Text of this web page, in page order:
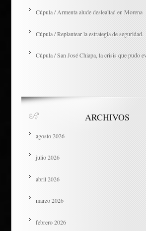
Cúpula / Armenta alude deslealtad en Morena
Cúpula / Replantear la estrategia de seguridad.
Cúpula / San José Chiapa, la crisis que pudo
ARCHIVOS
agosto 2026
julio 2026
abril 2026
marzo 2026
febrero 2026